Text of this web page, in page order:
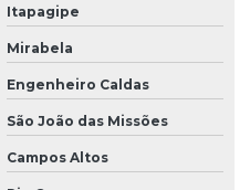
sp
Itapagipe
Mirabela
Engenheiro Caldas
São João das Missões
Campos Altos